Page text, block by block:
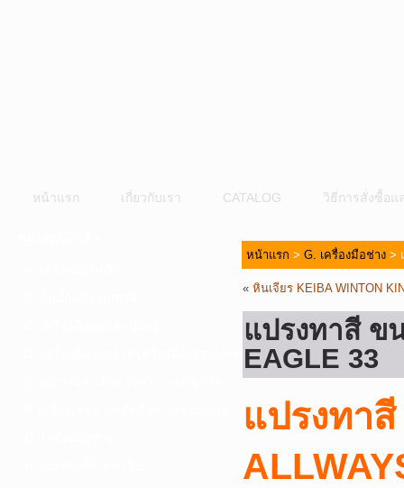
หน้าแรก เกี่ยวกับเรา CATALOG วิธีการสั่งซื้อแ
D. เครื่องมือก่อสร้าง-เครื่องมืออุตสาหกรรม
หน้าแรก > G. เครื่องมือช่าง >
« หินเจียร KEIBA WINTON
แปรงทาสี ข
EAGLE 33
แปรงทา